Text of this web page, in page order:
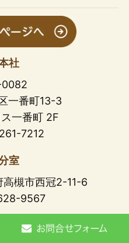
社
0082
一番町13-3
一番町 2F
7212
室
槻市西冠2-11-6
9567
業登録